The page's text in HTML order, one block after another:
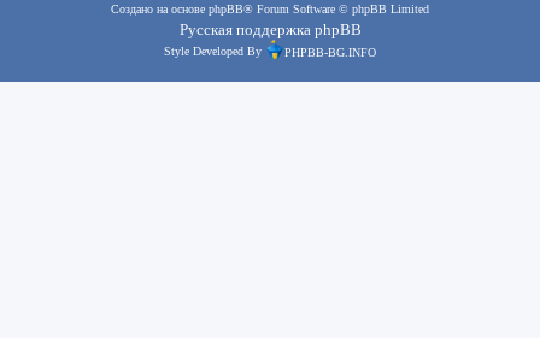
Создано на основе phpBB® Forum Software © phpBB Limited
Русская поддержка phpBB
Style Developed By PHPBB-BG.INFO